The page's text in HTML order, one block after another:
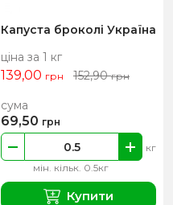
Капуста броколі Україна
ціна за 1 кг
139,00 грн 152,90грн
мін. кільк. 0.5кг
кг
сума
69,50 грн
Купити